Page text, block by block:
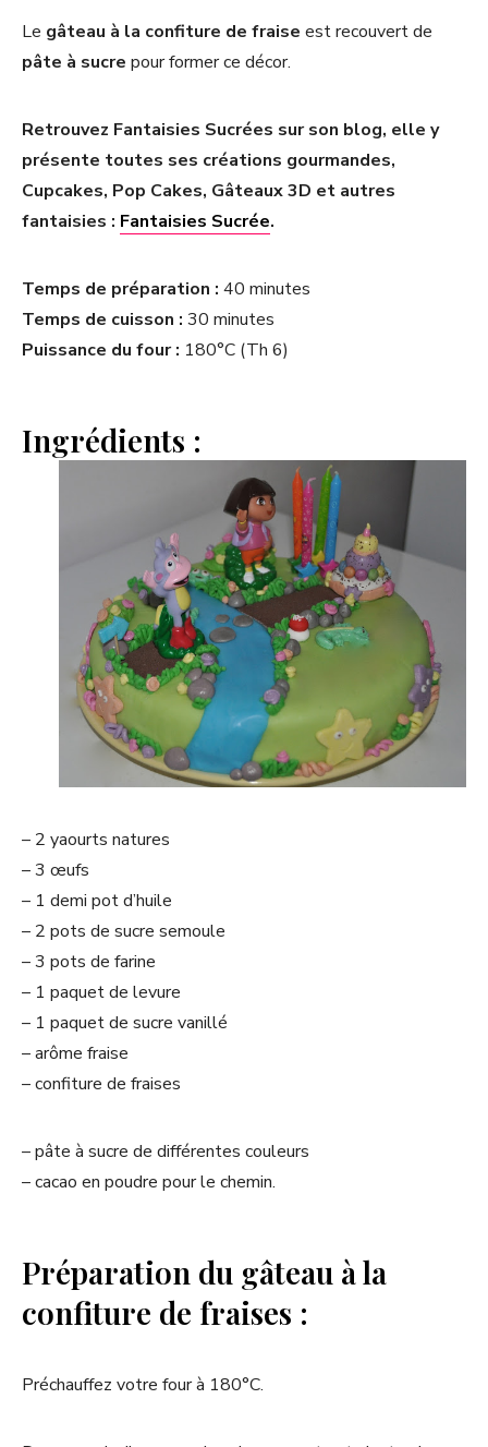
Le gâteau à la confiture de fraise est recouvert de
pâte à sucre pour former ce décor.
Retrouvez Fantaisies Sucrées sur son blog, elle y
présente toutes ses créations gourmandes,
Cupcakes, Pop Cakes, Gâteaux 3D et autres
fantaisies : Fantaisies Sucrée.
Temps de préparation : 40 minutes
Temps de cuisson : 30 minutes
Puissance du four : 180°C (Th 6)
Ingrédients :
– 2 yaourts natures
– 3 œufs
– 1 demi pot d’huile
– 2 pots de sucre semoule
– 3 pots de farine
– 1 paquet de levure
– 1 paquet de sucre vanillé
– arôme fraise
– confiture de fraises
– pâte à sucre de différentes couleurs
– cacao en poudre pour le chemin.
Préparation du gâteau à la
confiture de fraises :
Préchauffez votre four à 180°C.